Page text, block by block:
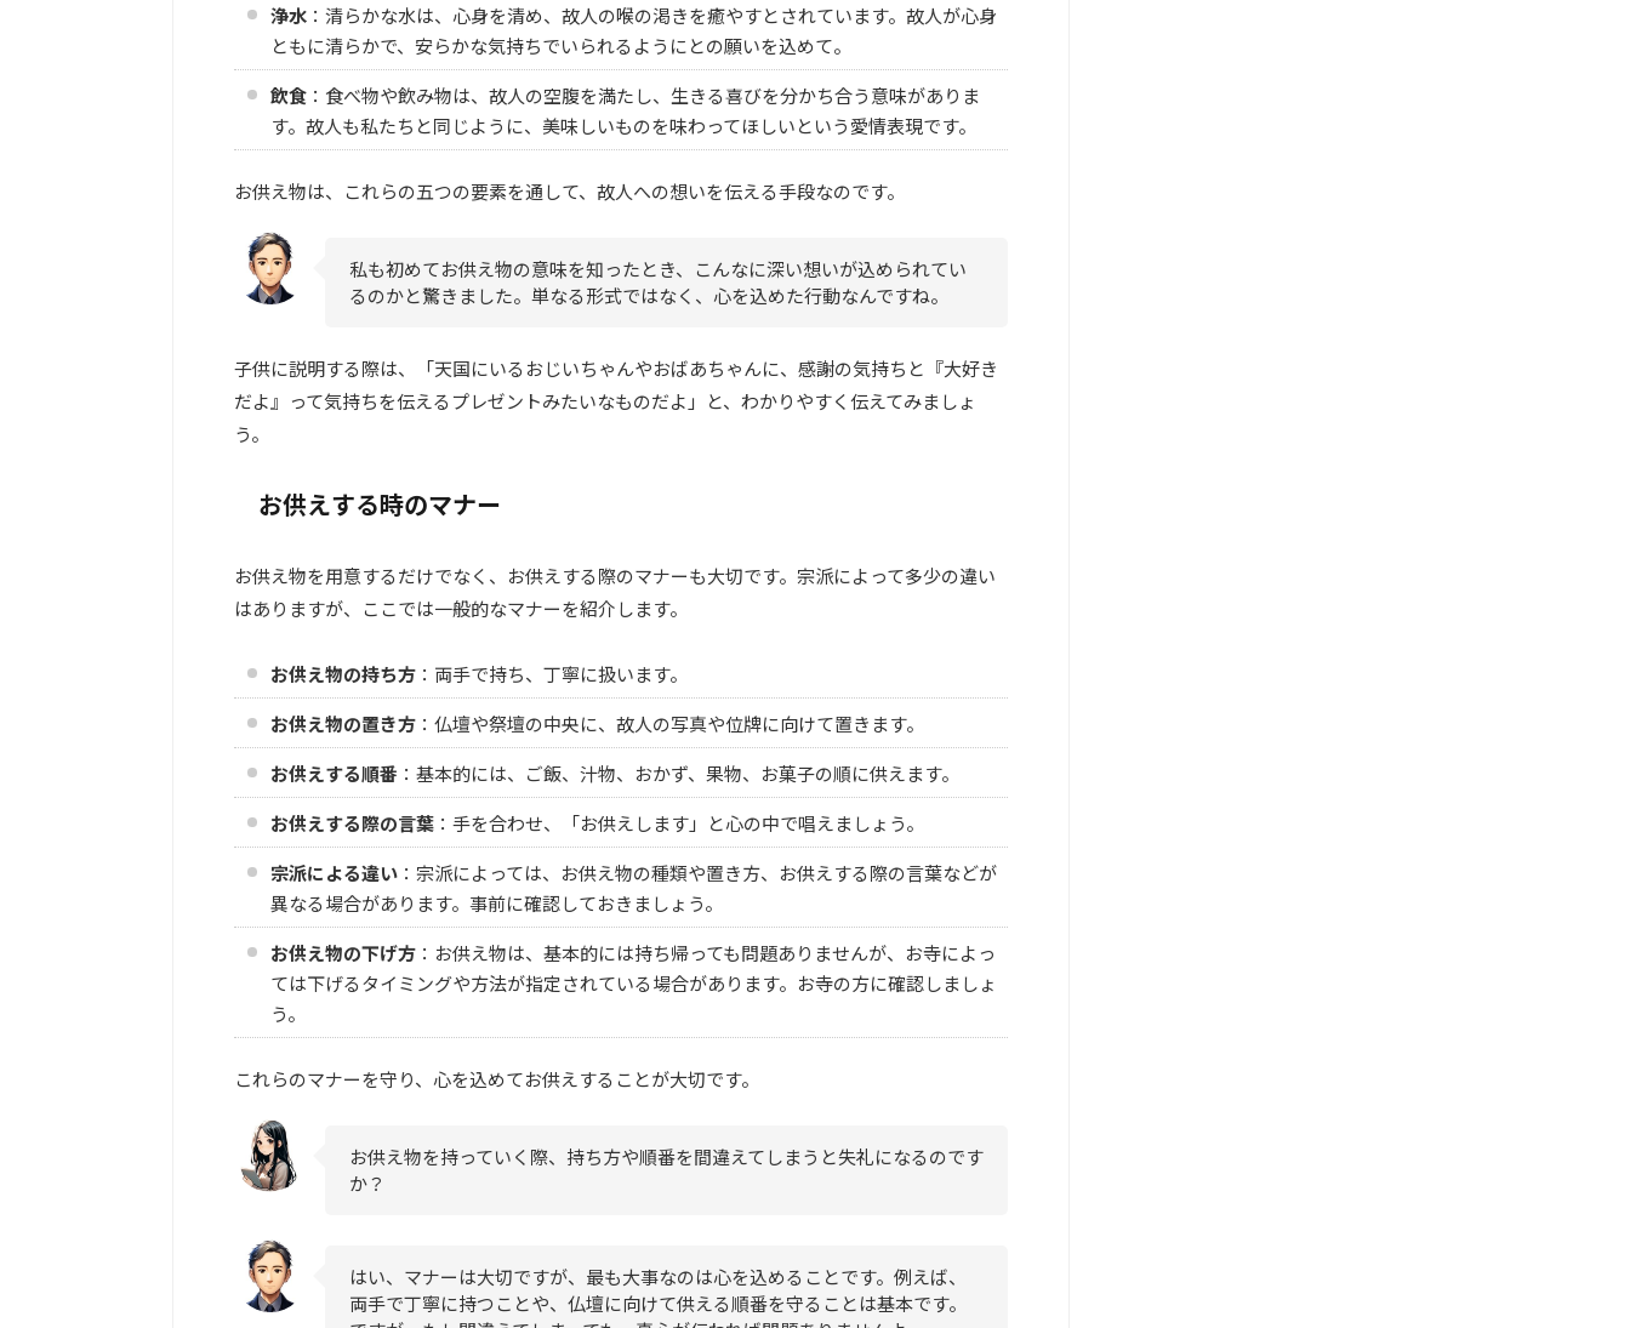
浄水 ：清らかな水は、心身を清め、故人の喉の渇きを癒やすとされています。故人が心身
ともに清らかで、安らかな気持ちでいられるようにとの願いを込めて。
飲食 ：食べ物や飲み物は、故人の空腹を満たし、生きる喜びを分かち合う意味がありま
す。故人も私たちと同じように、美味しいものを味わってほしいという愛情表現です。
お供え物は、これらの五つの要素を通して、故人への想いを伝える手段なのです。
私も初めてお供え物の意味を知ったとき、こんなに深い想いが込められてい
るのかと驚きました。単なる形式ではなく、心を込めた行動なんですね。
子供に説明する際は、「天国にいるおじいちゃんやおばあちゃんに、感謝の気持ちと『大好き
だよ』って気持ちを伝えるプレゼントみたいなものだよ」と、わかりやすく伝えてみましょ
う。
お供えする時のマナー
お供え物を用意するだけでなく、お供えする際のマナーも大切です。宗派によって多少の違い
はありますが、ここでは一般的なマナーを紹介します。
お供え物の持ち方 ：両手で持ち、丁寧に扱います。
お供え物の置き方 ：仏壇や祭壇の中央に、故人の写真や位牌に向けて置きます。
お供えする順番 ：基本的には、ご飯、汁物、おかず、果物、お菓子の順に供えます。
お供えする際の言葉 ：手を合わせ、「お供えします」と心の中で唱えましょう。
宗派による違い ：宗派によっては、お供え物の種類や置き方、お供えする際の言葉などが
異なる場合があります。事前に確認しておきましょう。
お供え物の下げ方 ：お供え物は、基本的には持ち帰っても問題ありませんが、お寺によっ
ては下げるタイミングや方法が指定されている場合があります。お寺の方に確認しましょ
う。
これらのマナーを守り、心を込めてお供えすることが大切です。
お供え物を持っていく際、持ち方や順番を間違えてしまうと失礼になるのです
か？
はい、マナーは大切ですが、最も大事なのは心を込めることです。例えば、
両手で丁寧に持つことや、仏壇に向けて供える順番を守ることは基本です。